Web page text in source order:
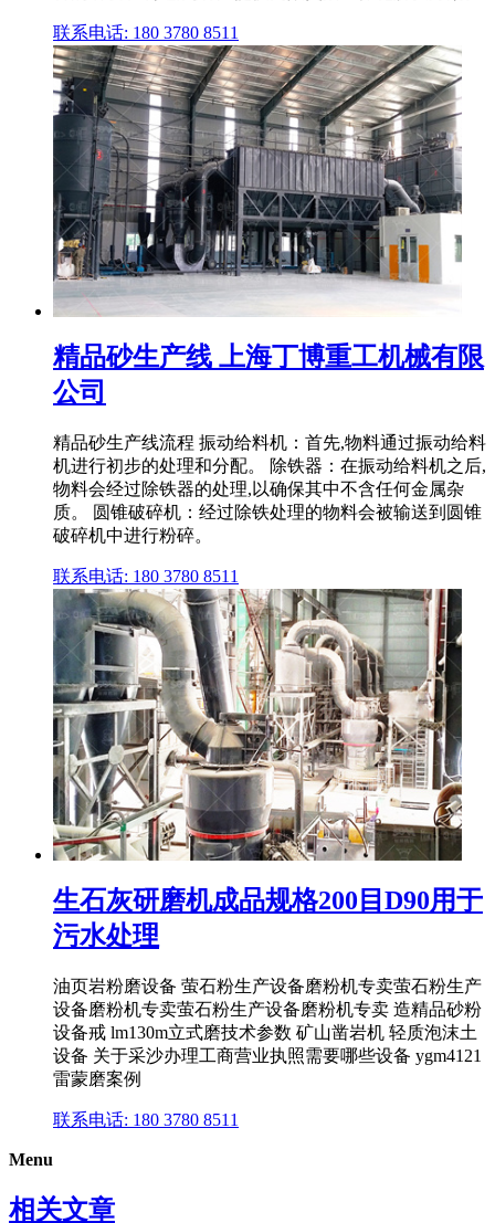
联系电话: 180 3780 8511
精品砂生产线 上海丁博重工机械有限
公司
精品砂生产线流程 振动给料机：首先,物料通过振动给料
机进行初步的处理和分配。 除铁器：在振动给料机之后,
物料会经过除铁器的处理,以确保其中不含任何金属杂
质。 圆锥破碎机：经过除铁处理的物料会被输送到圆锥
破碎机中进行粉碎。
联系电话: 180 3780 8511
生石灰研磨机成品规格200目D90用于
污水处理
油页岩粉磨设备 萤石粉生产设备磨粉机专卖萤石粉生产
设备磨粉机专卖萤石粉生产设备磨粉机专卖 造精品砂粉
设备戒 lm130m立式磨技术参数 矿山凿岩机 轻质泡沫土
设备 关于采沙办理工商营业执照需要哪些设备 ygm4121
雷蒙磨案例
联系电话: 180 3780 8511
Menu
相关文章